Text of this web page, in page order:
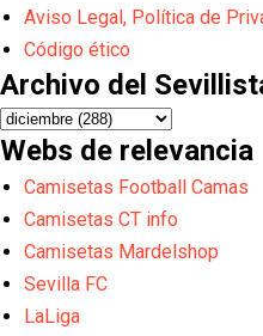
Aviso Legal, Política de
Código ético
Archivo del
Webs de relevancia
Camisetas Football Camas
Camisetas CT info
Camisetas Mardelshop
Sevilla FC
LaLiga